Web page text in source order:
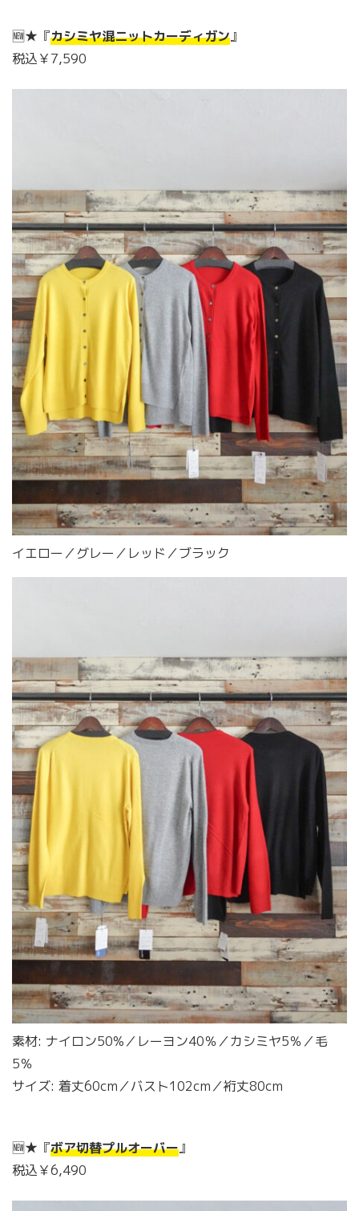
🆕★『カシミヤ混ニットカーディガン』
税込￥7,590
イエロー／グレー／レッド／ブラック
素材: ナイロン50%／レーヨン40％／カシミヤ5％／毛
5％
サイズ: 着丈60cm／バスト102cm／裄丈80cm
🆕★『ボア切替プルオーバー』
税込￥6,490